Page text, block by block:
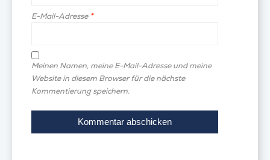
E-Mail-Adresse *
Meinen Namen, meine E-Mail-Adresse und meine
Website in diesem Browser für die nächste
Kommentierung speichern.